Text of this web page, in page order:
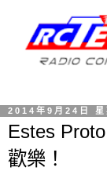
2014年9月24日 星
Estes
歡樂！